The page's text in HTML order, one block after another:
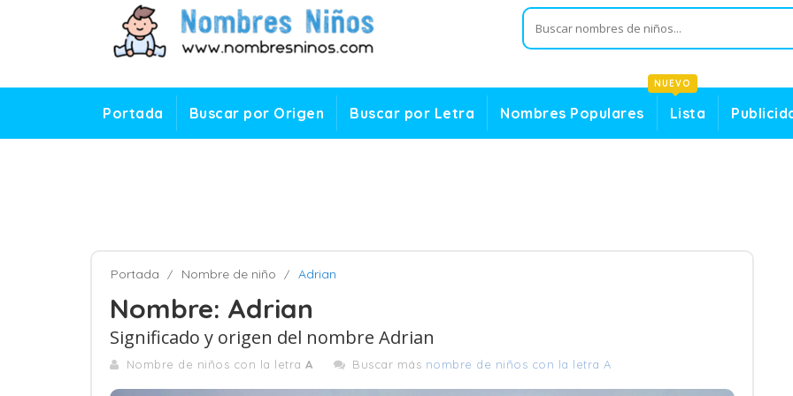
Portada Buscar por Origen Buscar por Letra Nombres Populares Lista
NUEVO
Portada Nombre de niño Adrian
Nombre: Adrian
Significado y origen del nombre Adrian
Nombre de niños con la letra A Buscar más nombre de niños con la letra A